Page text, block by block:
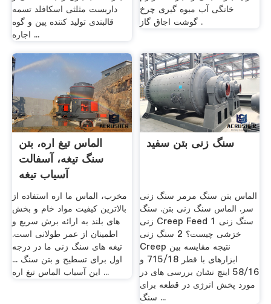
داربست مثلثی اسکافلد تسمه
قالبندی تولید کننده پین و گوه
اجاره ...
خانگی آب میوه گیری چرخ
گوشت اجاق گاز .
الماس تیغ اره، بتن
سنگ تیغه، آسفالت
آسیاب تیغه
مخرب، الماس ما اره استفاده از
بالاترین کیفیت مواد خام و بخش
های بلند به ارائه برش سریع و
اطمینان از عمر طولانی است.
تیغه های سنگ زنی ما در درجه
اول برای تسطیح و بتن سنگ ...
این آسیاب الماس تیغ اره ...
سنگ زنی بتن سفید
الماس بتن سنگ مرمر سنگ زنی
سر. الماس سنگ زنی بتن. سنگ
زنی Creep Feed 1 سنگ زنی
خزشی چیست؟ 2 سنگ زنی
Creep نتیجه مقایسه بين
ابزارهای با قطر 715/18 و
58/16 اینچ نشان بررسی های در
مورد پخش انرژی در قطعه برای
سنگ ...